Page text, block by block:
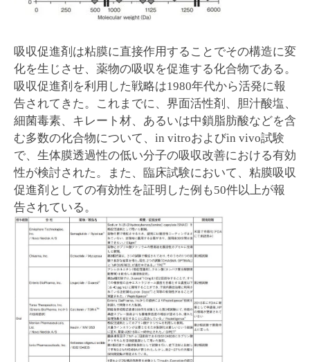
吸収促進剤は粘膜に直接作用することでその構造に変
化を生じさせ、薬物の吸収を促進する化合物である。
吸収促進剤を利用した戦略は1980年代から活発に報
告されてきた。これまでに、界面活性剤、胆汁酸塩、
細菌毒素、キレート材、あるいは中鎖脂肪酸などを含
む多数の化合物について、in vitroおよびin vivo試験
で、生体膜透過性の低い分子の吸収改善における有効
性が検討された。また、臨床試験において、粘膜吸収
促進剤としての有効性を証明した例も50件以上が報
告されている。